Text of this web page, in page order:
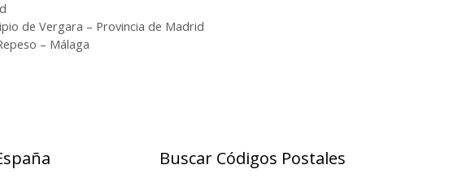
de Vergara – Provincia de Madrid
– Málaga
Buscar Códigos Postales